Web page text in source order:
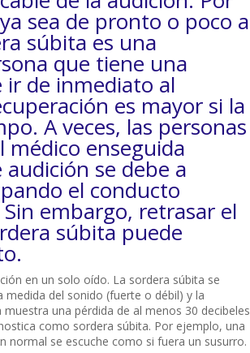
sea de pronto o poco a
súbita es una
que tiene una
ir de inmediato al
es mayor si la
A veces, las personas
enseguida
se debe a
el conducto
embargo, retrasar el
súbita puede
en un solo oído. La sordera súbita se
medida del sonido (fuerte o débil) y la
una pérdida de al menos 30 decibeles
como sordera súbita. Por ejemplo, una
normal se escuche como si fuera un susurro.